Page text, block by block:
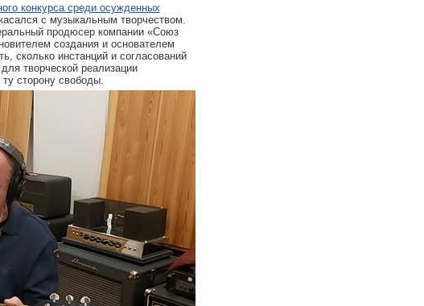
конкурса среди осужденных
с музыкальным творчеством.
продюсер компании «Союз
создания и основателем
сколько инстанций и согласований
творческой реализации
сторону свободы.